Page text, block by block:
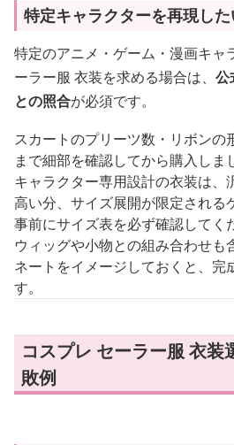
特定キャラクターを再現し
特定のアニメ・ゲーム・漫画キャ
ーラー服 衣装を求める場合は、 公
との照合が必須です。
スカートのプリーツ数・リボンの
まで細部を確認してから購入しま
キャラクター専用設計の衣装は、
高い分、サイズ展開が限定される
事前にサイズ表を必ず確認してく
ウィッグや小物との組み合わせも
ネートをイメージしておくと、完
す。
コスプレ セーラー服 衣装
敗例